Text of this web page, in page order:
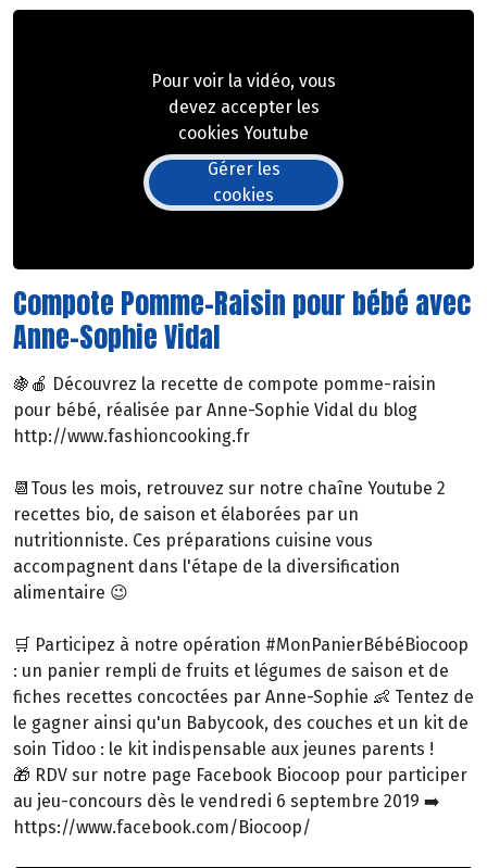
Pour voir la vidéo, vous
devez accepter les
cookies Youtube
Gérer les
cookies
Compote Pomme-Raisin pour bébé avec
Anne-Sophie Vidal
🍇🍎 Découvrez la recette de compote pomme-raisin
pour bébé, réalisée par Anne-Sophie Vidal du blog
http://www.fashioncooking.fr
📆Tous les mois, retrouvez sur notre chaîne Youtube 2
recettes bio, de saison et élaborées par un
nutritionniste. Ces préparations cuisine vous
accompagnent dans l'étape de la diversification
alimentaire 😉
🛒 Participez à notre opération #MonPanierBébéBiocoop
: un panier rempli de fruits et légumes de saison et de
fiches recettes concoctées par Anne-Sophie 👶 Tentez de
le gagner ainsi qu'un Babycook, des couches et un kit de
soin Tidoo : le kit indispensable aux jeunes parents !
🎁 RDV sur notre page Facebook Biocoop pour participer
au jeu-concours dès le vendredi 6 septembre 2019 ➡️
https://www.facebook.com/Biocoop/